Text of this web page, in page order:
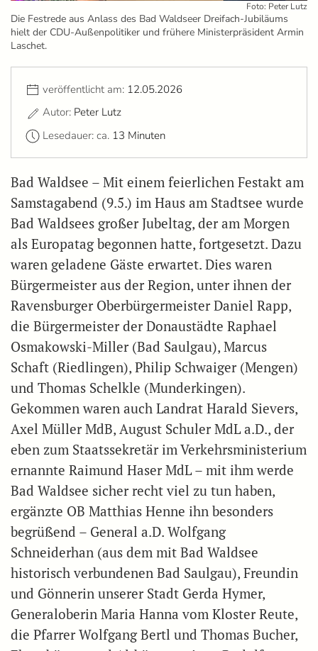
Foto: Peter Lutz
Die Festrede aus Anlass des Bad Waldseer Dreifach-Jubiläums
hielt der CDU-Außenpolitiker und frühere Ministerpräsident Armin
Laschet.
veröffentlicht am: 12.05.2026
Autor: Peter Lutz
Lesedauer: ca. 13 Minuten
Bad Waldsee – Mit einem feierlichen Festakt am
Samstagabend (9.5.) im Haus am Stadtsee wurde
Bad Waldsees großer Jubeltag, der am Morgen
als Europatag begonnen hatte, fortgesetzt. Dazu
waren geladene Gäste erwartet. Dies waren
Bürgermeister aus der Region, unter ihnen der
Ravensburger Oberbürgermeister Daniel Rapp,
die Bürgermeister der Donaustädte Raphael
Osmakowski-Miller (Bad Saulgau), Marcus
Schaft (Riedlingen), Philip Schwaiger (Mengen)
und Thomas Schelkle (Munderkingen).
Gekommen waren auch Landrat Harald Sievers,
Axel Müller MdB, August Schuler MdL a.D., der
eben zum Staatssekretär im Verkehrsministerium
ernannte Raimund Haser MdL – mit ihm werde
Bad Waldsee sicher recht viel zu tun haben,
ergänzte OB Matthias Henne ihn besonders
begrüßend – General a.D. Wolfgang
Schneiderhan (aus dem mit Bad Waldsee
historisch verbundenen Bad Saulgau), Freundin
und Gönnerin unserer Stadt Gerda Hymer,
Generaloberin Maria Hanna vom Kloster Reute,
die Pfarrer Wolfgang Bertl und Thomas Bucher,